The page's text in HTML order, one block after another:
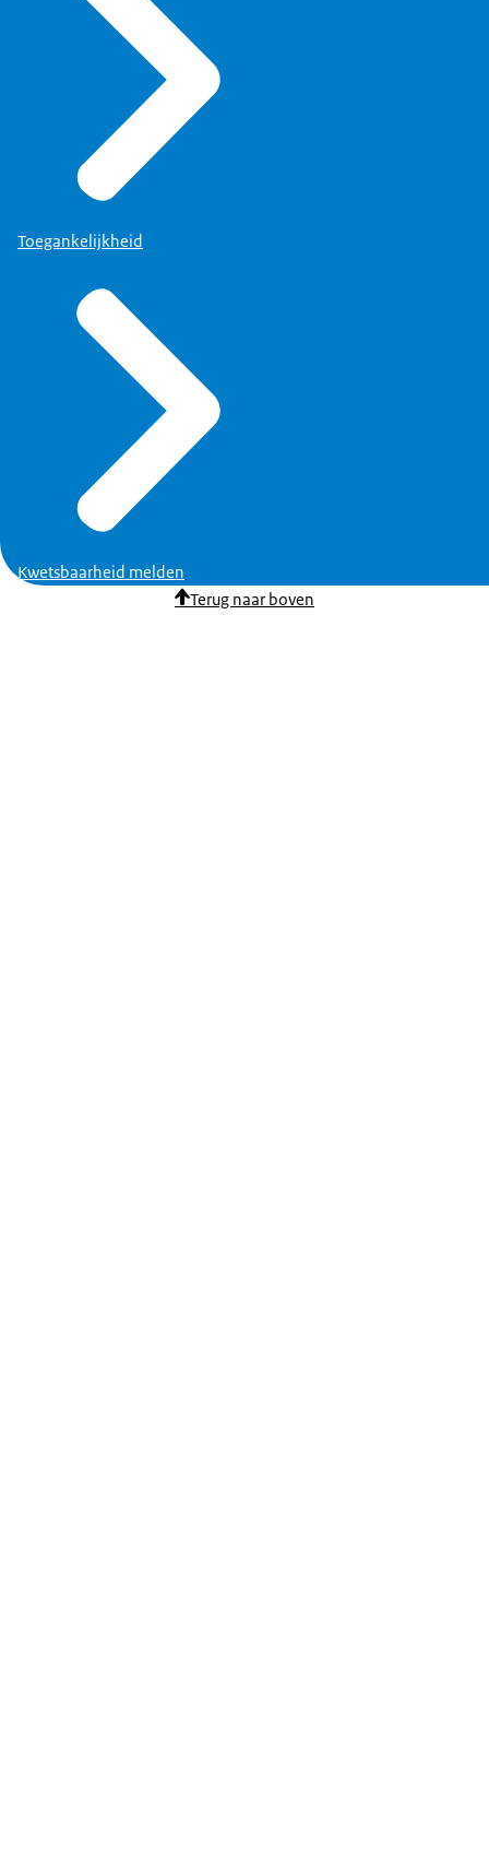
Toegankelijkheid
Kwetsbaarheid melden
Terug naar boven